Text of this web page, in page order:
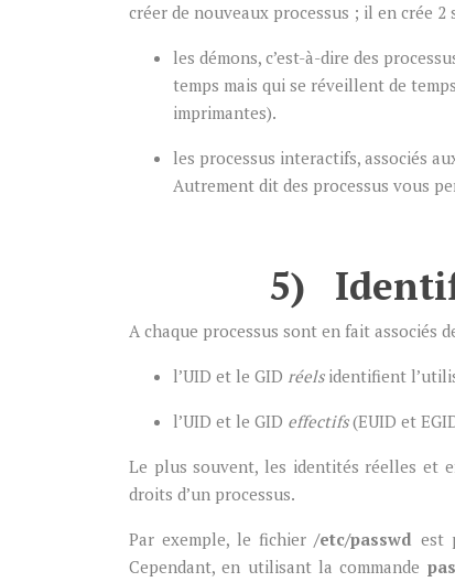
créer de nouveaux processus ; il en crée 2
les démons, c’est-à-dire des
temps mais qui se réveillent de
imprimantes).
les processus interactifs, associés
Autrement dit des processus vous
5)
A chaque processus sont en fait associés
l’UID et le GID réels identifient
l’UID et le GID effectifs(EUID et
Le plus souvent, les identités réelles et
droits d’un processus.
Par exemple, le fichier/etc/passwd est
Cependant, en utilisant la commande